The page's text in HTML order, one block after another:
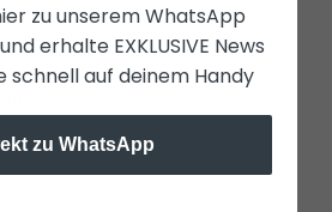
zu unserem WhatsApp
erhalte EXKLUSIVE News
schnell auf deinem Handy
zu WhatsApp